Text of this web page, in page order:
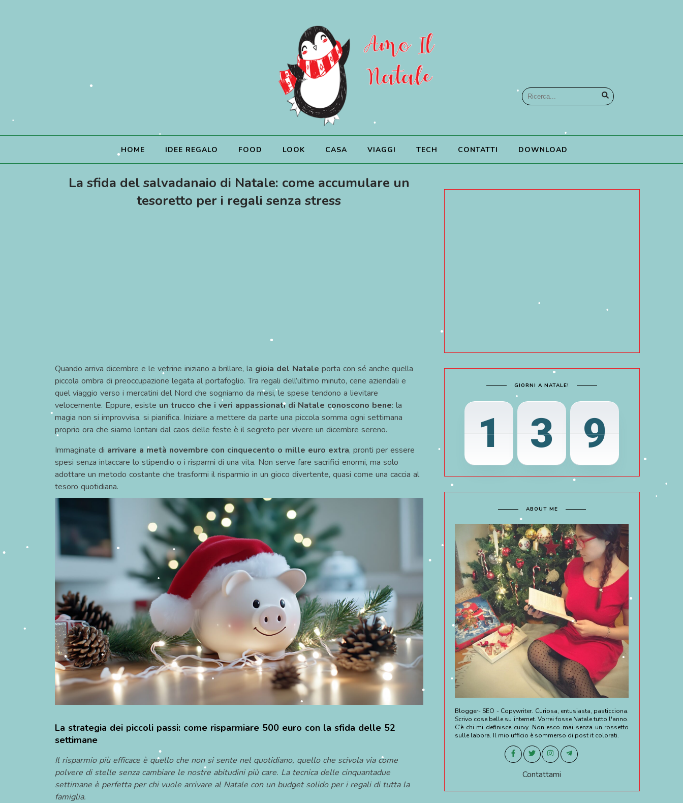
HOME IDEE REGALO FOOD LOOK CASA VIAGGI TECH CONTATTI DOWNLOAD
La sfida del salvadanaio di Natale: come accumulare un
tesoretto per i regali senza stress
Quando arriva dicembre e le vetrine iniziano a brillare, la gioia del Natale porta con sé anche quella
piccola ombra di preoccupazione legata al portafoglio. Tra regali dell’ultimo minuto, cene aziendali e
quel viaggio verso i mercatini del Nord che sogniamo da mesi, le spese tendono a lievitare
velocemente. Eppure, esiste un trucco che i veri appassionati di Natale conoscono bene: la
magia non si improvvisa, si pianifica. Iniziare a mettere da parte una piccola somma ogni settimana
proprio ora che siamo lontani dal caos delle feste è il segreto per vivere un dicembre sereno.
Immaginate di arrivare a metà novembre con cinquecento o mille euro extra, pronti per essere
spesi senza intaccare lo stipendio o i risparmi di una vita. Non serve fare sacrifici enormi, ma solo
adottare un metodo costante che trasformi il risparmio in un gioco divertente, quasi come una caccia al
tesoro quotidiana.
La strategia dei piccoli passi: come risparmiare 500 euro con la sfida delle 52
settimane
Il risparmio più efficace è quello che non si sente nel quotidiano, quello che scivola via come
polvere di stelle senza cambiare le nostre abitudini più care. La tecnica delle cinquantadue
settimane è perfetta per chi vuole arrivare al Natale con un budget solido per i regali di tutta la
famiglia.
GIORNI A NATALE!
1 3 9
ABOUT ME
Blogger- SEO - Copywriter. Curiosa, entusiasta, pasticciona.
Scrivo cose belle su internet. Vorrei fosse Natale tutto l'anno.
C’è chi mi definisce curvy. Non esco mai senza un rossetto
sulle labbra. Il mio ufficio è sommerso di post it colorati.
Contattami
•
•
•
•
•
•
•
•
•
•